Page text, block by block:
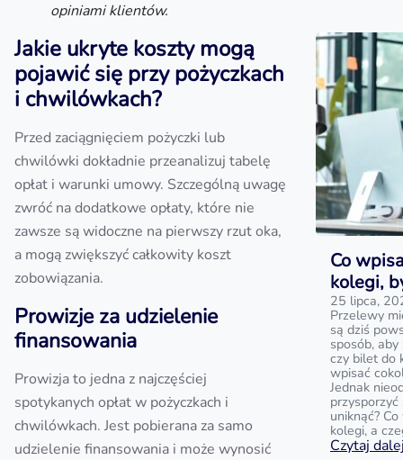
opiniami klientów.
Jakie ukryte koszty mogą
pojawić się przy pożyczkach
i chwilówkach?
Przed zaciągnięciem pożyczki lub
chwilówki dokładnie przeanalizuj tabelę
opłat i warunki umowy. Szczególną uwagę
zwróć na dodatkowe opłaty, które nie
zawsze są widoczne na pierwszy rzut oka,
a mogą zwiększyć całkowity koszt
zobowiązania.
Prowizje za udzielenie
finansowania
Prowizja to jedna z najczęściej
spotykanych opłat w pożyczkach i
chwilówkach. Jest pobierana za samo
udzielenie finansowania i może wynosić
Co
kolegi,
25 lipca,
Przelewy
są dziś
sposób,
czy bilet do
wpisać
Jednak
uniknąć?
kolegi, a
Czytaj